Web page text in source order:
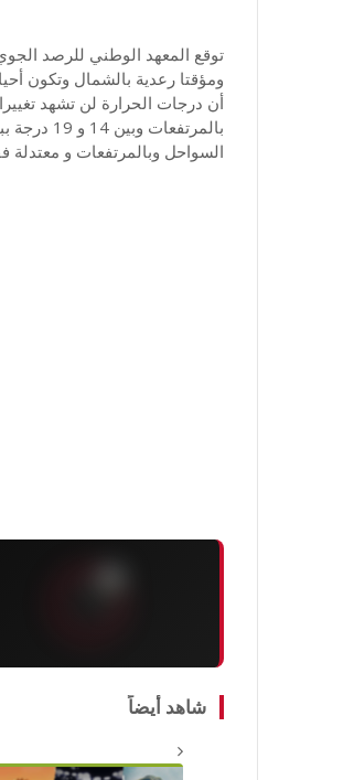
ومؤقتا رعدية بالشمال وتكون
السواحل وبالمرتفعات و معتدلة فقوية نسبيا من 20 إلى 45 كلم/س
شاهد أيضاً